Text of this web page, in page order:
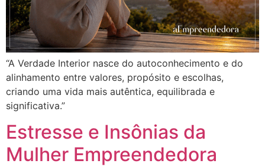
“A Verdade Interior nasce do autoconhecimento e do
alinhamento entre valores, propósito e escolhas,
criando uma vida mais autêntica, equilibrada e
significativa.”
Estresse e Insônias da
Mulher Empreendedora